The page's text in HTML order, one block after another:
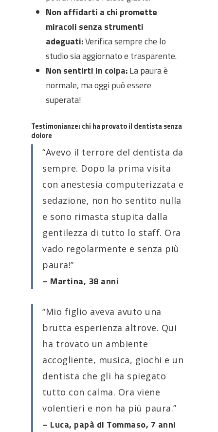
Non affidarti a chi promette
miracoli senza strumenti
adeguati:Verifica sempre che lo
studio sia aggiornato e trasparente.
Non sentirti in colpa:La paura è
normale, ma oggi può essere
superata!
Testimonianze: chi ha provato il dentista senza
dolore
“Avevo il terrore del dentista da
sempre. Dopo la prima visita
con anestesia computerizzata e
sedazione, non ho sentito nulla
e sono rimasta stupita dalla
gentilezza di tutto lo staff. Ora
vado regolarmente e senza più
paura!”
– Martina, 38 anni
“Mio figlio aveva avuto una
brutta esperienza altrove. Qui
ha trovato un ambiente
accogliente, musica, giochi e un
dentista che gli ha spiegato
tutto con calma. Ora viene
volentieri e non ha più paura.”
– Luca, papà di Tommaso, 7 anni